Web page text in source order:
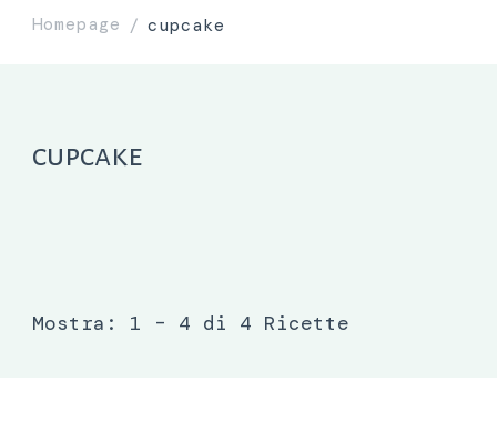
Homepage / cupcake
cupcake
Mostra: 1 – 4 di 4 Ricette